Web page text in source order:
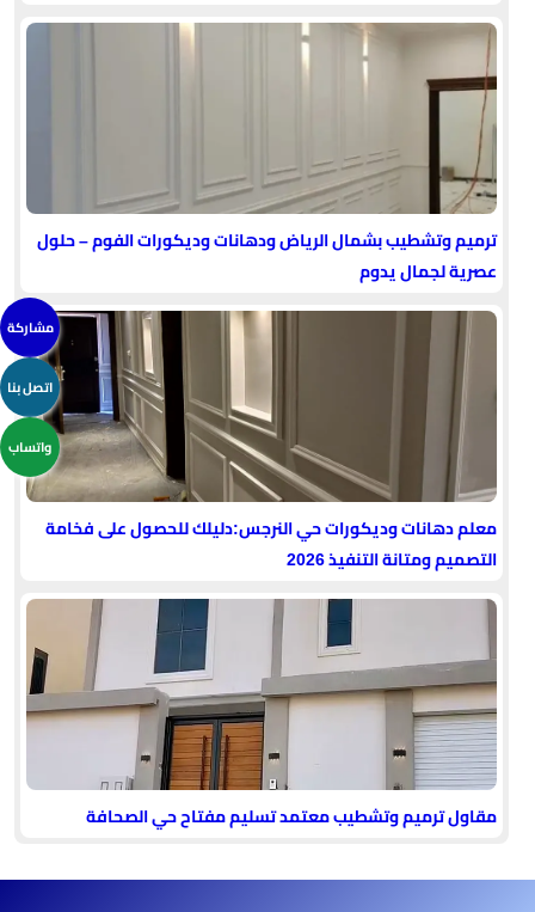
ترميم وتشطيب بشمال الرياض ودهانات وديكورات الفوم – حلول
عصرية لجمال يدوم
معلم دهانات وديكورات حي النرجس:دليلك للحصول على فخامة
التصميم ومتانة التنفيذ 2026
مقاول ترميم وتشطيب معتمد تسليم مفتاح حي الصحافة
مشاركة
اتصل بنا
واتساب